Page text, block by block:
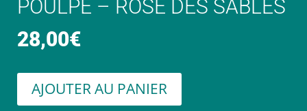
POULPE – ROSE DES SABLES
28,00€
AJOUTER AU PANIER